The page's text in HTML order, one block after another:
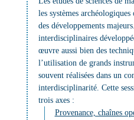
les systèmes
des développements
interdisciplinaires
œuvre aussi bien des
l’utilisation de grands
souvent réalisées dans un
interdisciplinarité. Cette
trois axes :
Provenance, chaînes